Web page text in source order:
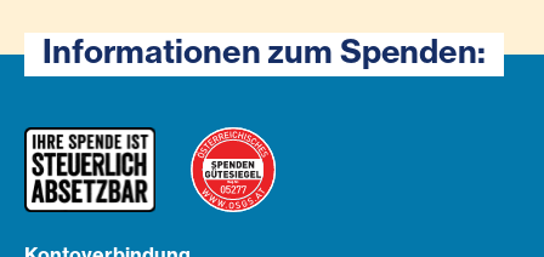
Informationen zum Spenden: